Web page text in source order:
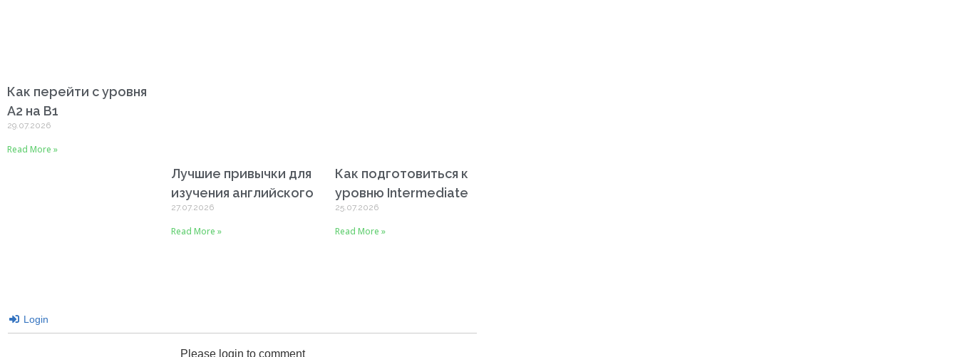
Как перейти с уровня
A2 на B1
29.07.2026
Read More »
Лучшие привычки для
изучения английского
27.07.2026
Read More »
Как подготовиться к
уровню Intermediate
25.07.2026
Read More »
Login
Please login to comment